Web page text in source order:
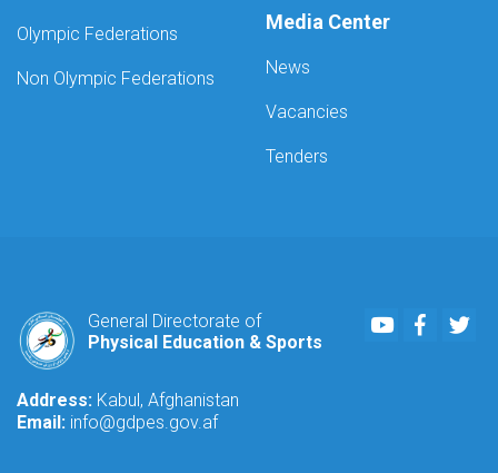
Olympic Federations
Non Olympic Federations
Media Center
News
Vacancies
Tenders
General Directorate of
Physical Education & Sports
Youtube
Address: Kabul, Afghanistan
Email: info@gdpes.gov.af